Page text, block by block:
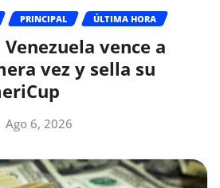
PRINCIPAL ÚLTIMA HORA
vence a
vez y sella su
Ago 6, 2026